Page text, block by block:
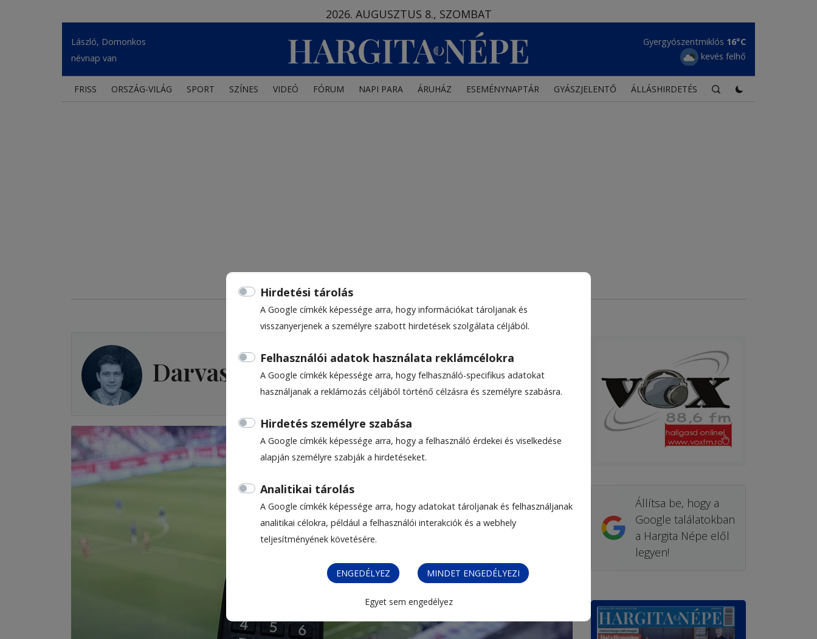
Hirdetési tárolás
A Google címkék képessége arra, hogy információkat tároljanak és
visszanyerjenek a személyre szabott hirdetések szolgálata céljából.
Felhasználói adatok használata reklámcélokra
A Google címkék képessége arra, hogy felhasználó-specifikus adatokat
használjanak a reklámozás céljából történő célzásra és személyre szabásra.
Hirdetés személyre szabása
A Google címkék képessége arra, hogy a felhasználó érdekei és viselkedése
alapján személyre szabják a hirdetéseket.
Analitikai tárolás
A Google címkék képessége arra, hogy adatokat tároljanak és felhasználjanak
analitikai célokra, például a felhasználói interakciók és a webhely
teljesítményének követésére.
ENGEDÉLYEZ MINDET ENGEDÉLYEZI
Egyet sem engedélyez
2026. AUGUSZTUS 8., SZOMBAT
László, Domonkos
névnap van
Gyergyószentmiklós 16°C
kevés felhő
FRISS ORSZÁG-VILÁG SPORT SZÍNES VIDEÓ FÓRUM NAPI PARA ÁRUHÁZ ESEMÉNYNAPTÁR GYÁSZJELENTŐ ÁLLÁSHIRDETÉS
Darvas Attila
Állítsa be, hogy a
Google találatokban
a Hargita Népe elől
legyen!